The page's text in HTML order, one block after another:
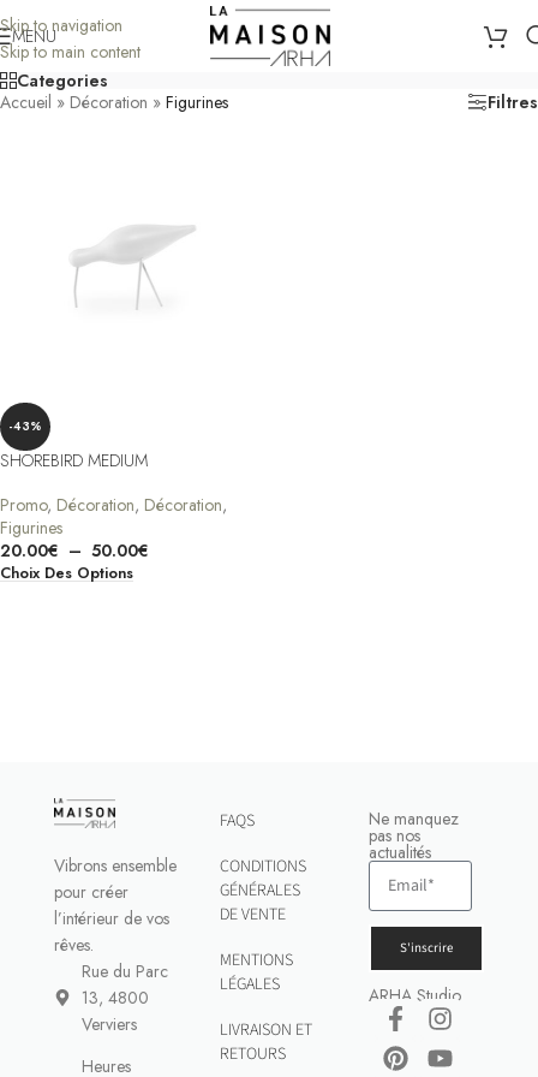
Skip to navigation
Skip to main content
MENU
Categories
Accueil » Décoration » Figurines Filtres
-43%
SHOREBIRD MEDIUM
Promo, Décoration, Décoration,
Figurines
20.00€ – 50.00€
Choix Des Options
Vibrons ensemble
pour créer
l’intérieur de vos
rêves.
Rue du Parc
13, 4800
Verviers
Heures
FAQS
CONDITIONS
GÉNÉRALES
DE VENTE
MENTIONS
LÉGALES
LIVRAISON ET
RETOURS
Ne manquez
pas nos
actualités
S'inscrire
ARHA Studio